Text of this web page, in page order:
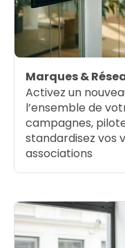
Marques &
Activez un
l’ensemble de
campagnes,
standardisez vos
associations